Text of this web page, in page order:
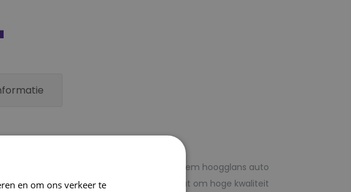
behandel je zelf voordelig met 1laag systeem hoogglans auto
u aan het juiste adres wanneer het gaat om hoge kwaliteit
en om ons verkeer te